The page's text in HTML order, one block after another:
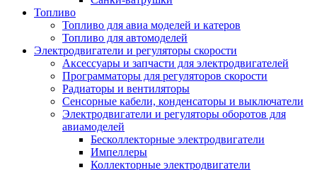
Топливо
Топливо для авиа моделей и катеров
Топливо для автомоделей
Электродвигатели и регуляторы скорости
Аксессуары и запчасти для электродвигателей
Программаторы для регуляторов скорости
Радиаторы и вентиляторы
Сенсорные кабели, конденсаторы и выключатели
Электродвигатели и регуляторы оборотов для
авиамоделей
Бесколлекторные электродвигатели
Импеллеры
Коллекторные электродвигатели